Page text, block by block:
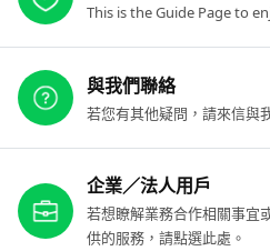
This is the Guide Page to
與我們聯絡
若您有其他疑問，請來信與
企業／法人用戶
若想瞭解業務合作相關事宜
供的服務，請點選此處。